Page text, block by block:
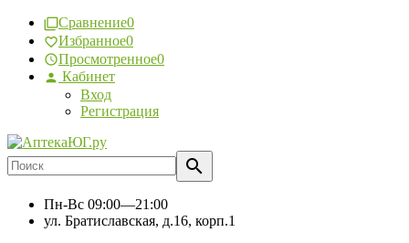
Сравнение0
Избранное0
Просмотренное0
Кабинет
Вход
Регистрация
Пн-Вс 09:00—21:00
ул. Братиславская, д.16, корп.1